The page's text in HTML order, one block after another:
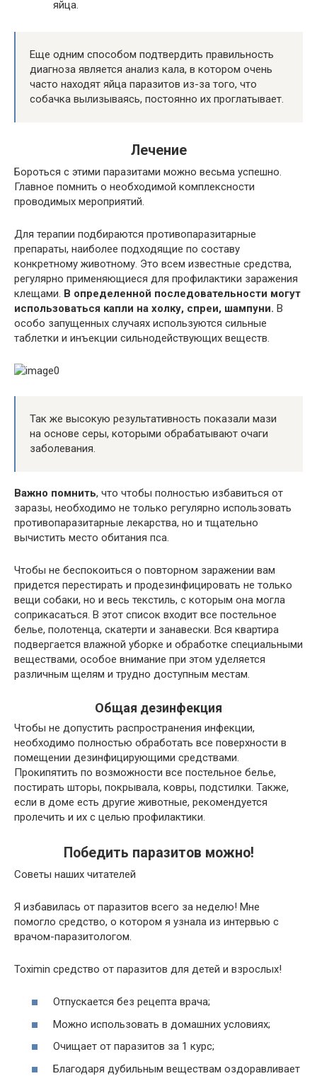
яйца.
Еще одним способом подтвердить правильность
диагноза является анализ кала, в котором очень
часто находят яйца паразитов из-за того, что
собачка вылизываясь, постоянно их проглатывает.
Лечение
Бороться с этими паразитами можно весьма успешно.
Главное помнить о необходимой комплексности
проводимых мероприятий.
Для терапии подбираются противопаразитарные
препараты, наиболее подходящие по составу
конкретному животному. Это всем известные средства,
регулярно применяющиеся для профилактики заражения
клещами. В определенной последовательности могут
использоваться капли на холку, спреи, шампуни. В
особо запущенных случаях используются сильные
таблетки и инъекции сильнодействующих веществ.
Так же высокую результативность показали мази
на основе серы, которыми обрабатывают очаги
заболевания.
Важно помнить, что чтобы полностью избавиться от
заразы, необходимо не только регулярно использовать
противопаразитарные лекарства, но и тщательно
вычистить место обитания пса.
Чтобы не беспокоиться о повторном заражении вам
придется перестирать и продезинфицировать не только
вещи собаки, но и весь текстиль, с которым она могла
соприкасаться. В этот список входит все постельное
белье, полотенца, скатерти и занавески. Вся квартира
подвергается влажной уборке и обработке специальными
веществами, особое внимание при этом уделяется
различным щелям и трудно доступным местам.
Общая дезинфекция
Чтобы не допустить распространения инфекции,
необходимо полностью обработать все поверхности в
помещении дезинфицирующими средствами.
Прокипятить по возможности все постельное белье,
постирать шторы, покрывала, ковры, подстилки. Также,
если в доме есть другие животные, рекомендуется
пролечить и их с целью профилактики.
Победить паразитов можно!
Советы наших читателей
Я избавилась от паразитов всего за неделю! Мне
помогло средство, о котором я узнала из интервью с
врачом-паразитологом.
Toximin средство от паразитов для детей и взрослых!
Отпускается без рецепта врача;
Можно использовать в домашних условиях;
Очищает от паразитов за 1 курс;
Благодаря дубильным веществам оздоравливает